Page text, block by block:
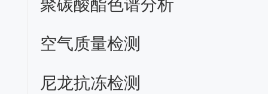
空气质量检测
尼龙抗冻检测